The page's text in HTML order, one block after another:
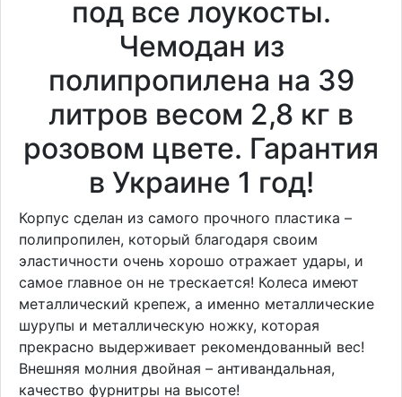
под все лоукосты.
Чемодан из
полипропилена на 39
литров весом 2,8 кг в
розовом цвете. Гарантия
в Украине 1 год!
Корпус сделан из самого прочного пластика –
полипропилен, который благодаря своим
эластичности очень хорошо отражает удары, и
самое главное он не трескается! Колеса имеют
металлический крепеж, а именно металлические
шурупы и металлическую ножку, которая
прекрасно выдерживает рекомендованный вес!
Внешняя молния двойная – антивандальная,
качество фурнитры на высоте!